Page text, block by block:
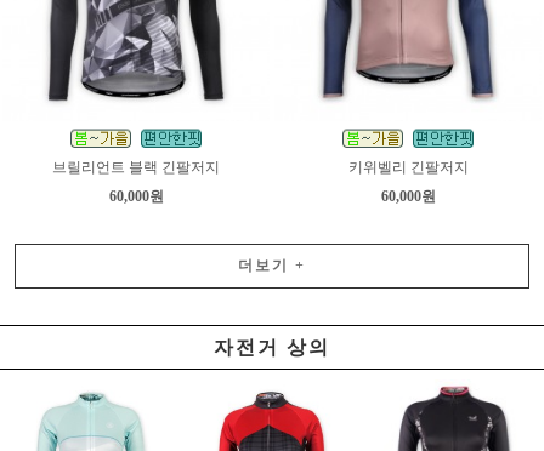
브릴리언트 블랙 긴팔저지
60,000원
키위벨리 긴팔저지
60,000원
더보기 +
자전거 상의